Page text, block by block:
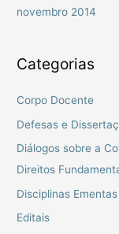
novembro 2014
Categorias
Corpo Docente
Defesas e
Diálogos sobre a
Direitos
Disciplinas Ementas
Editais